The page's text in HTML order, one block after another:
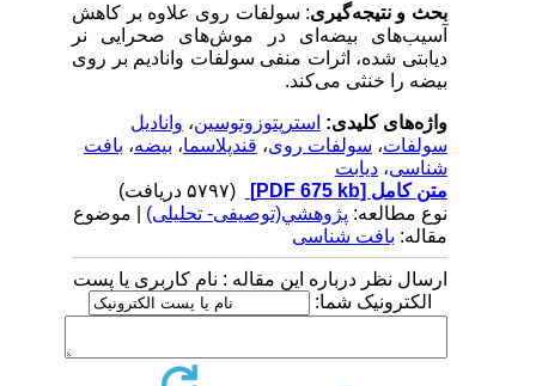
بحث و نتیجه‌گیری : سولفات روی علاوه بر کاهش
آسیب‌های بیضه‌ای در موش‌های صحرایی نر
دیابتی شده، اثرات منفی سولفات وانادیم بر روی
بیضه را خنثی می‌کند.
واژه‌های کلیدی:استرپتوزوتوسین،وانادیل
سولفات،سولفات روی،قندپلاسما،بیضه،بافت
شناسی،دیابت
متن کامل[PDF 675 kb]
نوع مطالعه:پژوهشي(توصیفی- تحلیلی) | موضوع
مقاله:بافت شناسی
ارسال نظر درباره این مقاله : نام کاربری یا پست
الکترونیک شما: